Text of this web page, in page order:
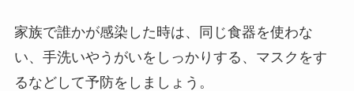
家族で誰かが感染した時は、同じ食器を使わな
い、手洗いやうがいをしっかりする、マスクをす
るなどして予防をしましょう。